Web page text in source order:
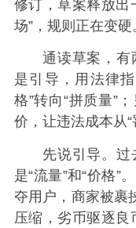
修订，草案释放出
场”，规则正在变硬
通读草案，有
是引导，用法律
格”转向“拼质量”
价，让违法成本从“
先说引导。过
是“流量”和“价格”
夺用户，商家被裹
压缩，劣币驱逐